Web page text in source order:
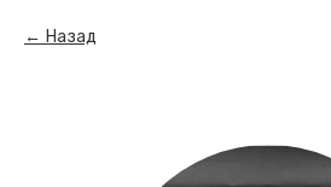
Назад